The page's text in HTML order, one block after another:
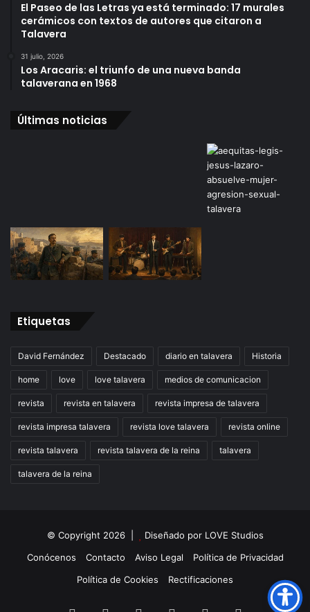
El Paseo de las Letras ya está terminado: 17 murales
cerámicos con textos de autores que citaron a
Talavera
31 julio, 2026
Los Aracaris: el triunfo de una nueva banda
talaverana en 1968
Últimas noticias
Etiquetas
David Fernández Destacado diario en talavera Historia
home love love talavera medios de comunicacion
revista revista en talavera revista impresa de talavera
revista impresa talavera revista love talavera revista online
revista talavera revista talavera de la reina talavera
talavera de la reina
© Copyright 2026 | Diseñado por LOVE Studios
Conócenos
Contacto Aviso Legal
Política de Privacidad
Política de Cookies
Rectificaciones